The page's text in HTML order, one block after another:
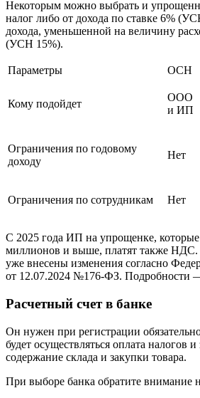
Некоторым можно выбрать и
налог либо от дохода по ставке 6%
дохода, уменьшенной на величину
(УСН 15%).
Параметры ОСН
Кому подойдет
ООО
и ИП
Ограничения по годовому
доходу
Нет
Ограничения по сотрудникам Нет
С 2025 года ИП на упрощенке, которые
миллионов и выше, платят также НДС.
уже внесены изменения согласно
от 12.07.2024 №176-ФЗ. Подробности
Расчетный счет в банке
Он нужен при регистрации
будет осуществляться оплата налогов
содержание склада и закупки товара.
При выборе банка обратите внимание